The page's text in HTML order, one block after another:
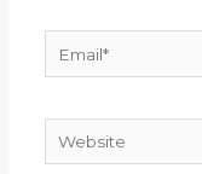
Website